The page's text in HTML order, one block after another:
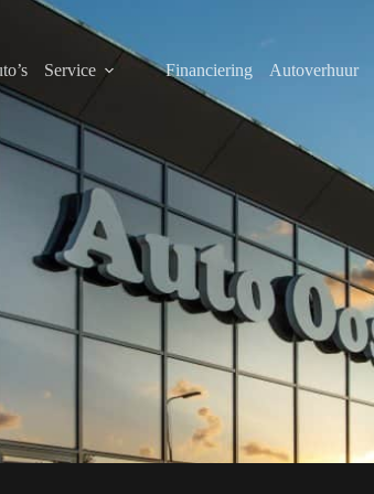
Service Financiering Autoverhuur